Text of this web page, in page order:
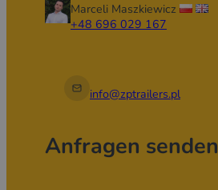
Marceli Maszkiewicz
+48 696 029 167
info@zptrailers.pl
Anfragen senden